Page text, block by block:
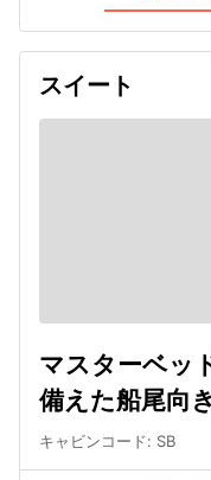
スイート
マスターベッ
備えた船尾向
キャビンコード: SB